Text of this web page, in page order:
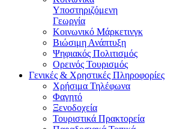
Υποστηριζόμενη
Γεωργία
Κοινωνικό Μάρκετινγκ
Βιώσιμη Ανάπτυξη
Ψηφιακός Πολιτισμός
Ορεινός Τουρισμός
Γενικές & Χρηστικές Πληροφορίες
Χρήσιμα Τηλέφωνα
Φαγητό
Ξενοδοχεία
Τουριστικά Πρακτορεία